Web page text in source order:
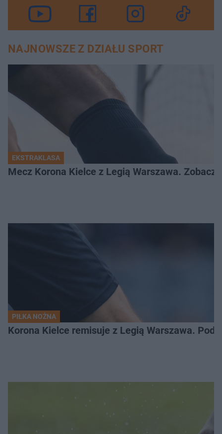
NAJNOWSZE Z DZIAŁU SPORT
EKSTRAKLASA
Mecz Korona Kielce z Legią Warszawa. Zobacz
PIŁKA NOŻNA
Korona Kielce remisuje z Legią Warszawa.